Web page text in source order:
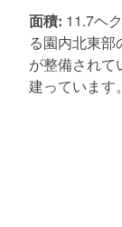
面積: 11.7ヘ
る園内北東
が整備されて
建っています。